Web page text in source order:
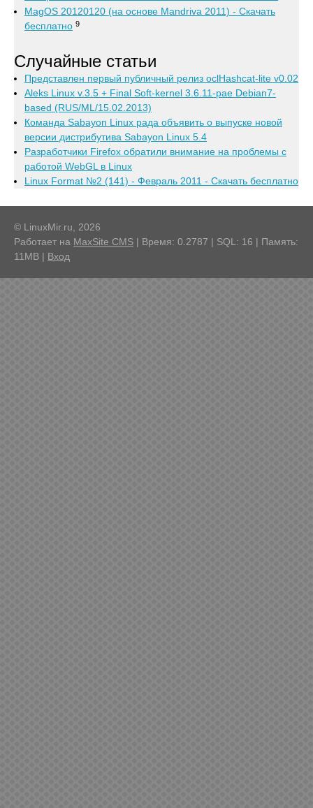
MagOS 20120120 (на основе Mandriva 2011) - Скачать
бесплатно 9
Случайные статьи
Представлен первый публичный релиз oclHashcat-lite v0.02
Aleks Linux v.3.5 + Final Soft-kernel 3.6.11-pae Debian7-
based (RUS/ML/15.02.2013)
Команда Sabayon Linux рада объявить о выпуске новой
версии дистрибутива Sabayon Linux 5.4
Разработчики Firefox обратили внимание на проблемы с
работой WebGL в Linux
Linux Format №2 (141) - Февраль 2011 - Скачать бесплатно
© LinuxMir.ru, 2026
Работает на MaxSite CMS | Время: 0.2787 | SQL: 16 | Память:
11MB | Вход